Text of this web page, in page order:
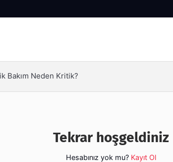
Arama
Bakım Neden Kritik?
Tekrar hoşgeldiniz
Hesabınız yok mu? Kayıt Ol